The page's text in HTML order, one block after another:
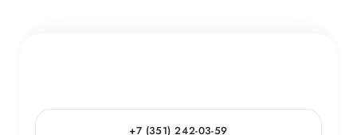
+7 (351) 242-03-59